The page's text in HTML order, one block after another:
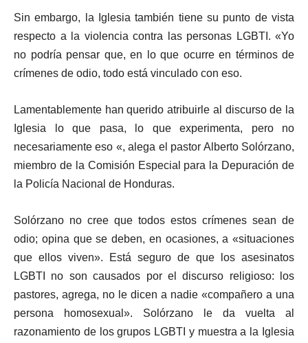
Sin embargo, la Iglesia también tiene su punto de vista
respecto a la violencia contra las personas LGBTI. «Yo
no podría pensar que, en lo que ocurre en términos de
crímenes de odio, todo está vinculado con eso.
Lamentablemente han querido atribuirle al discurso de la
Iglesia lo que pasa, lo que experimenta, pero no
necesariamente eso «, alega el pastor Alberto Solórzano,
miembro de la Comisión Especial para la Depuración de
la Policía Nacional de Honduras.
Solórzano no cree que todos estos crímenes sean de
odio; opina que se deben, en ocasiones, a «situaciones
que ellos viven». Está seguro de que los asesinatos
LGBTI no son causados ​​por el discurso religioso: los
pastores, agrega, no le dicen a nadie «compañero a una
persona homosexual». Solórzano le da vuelta al
razonamiento de los grupos LGBTI y muestra a la Iglesia